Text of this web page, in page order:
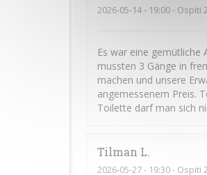
2026-05-14- 19:00 - Ospiti 2
Es war eine
mussten 3 Gänge in
machen und unsere
angemessenem Preis.
Toilette darf man sich
Tilman L
2026-05-27- 19:30 - Ospiti 2